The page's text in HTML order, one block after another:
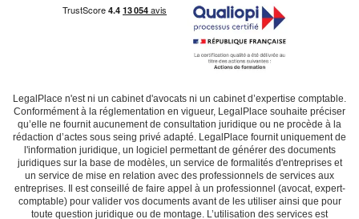
LegalPlace n'est ni un cabinet d'avocats ni un cabinet d’expertise comptable.
Conformément à la réglementation en vigueur, LegalPlace souhaite préciser
qu’elle ne fournit aucunement de consultation juridique ou ne procède à la
rédaction d’actes sous seing privé adapté. LegalPlace fournit uniquement de
l'information juridique, un logiciel permettant de générer des documents
juridiques sur la base de modèles, un service de formalités d'entreprises et
un service de mise en relation avec des professionnels de services aux
entreprises. Il est conseillé de faire appel à un professionnel (avocat, expert-
comptable) pour valider vos documents avant de les utiliser ainsi que pour
toute question juridique ou de montage. L’utilisation des services est